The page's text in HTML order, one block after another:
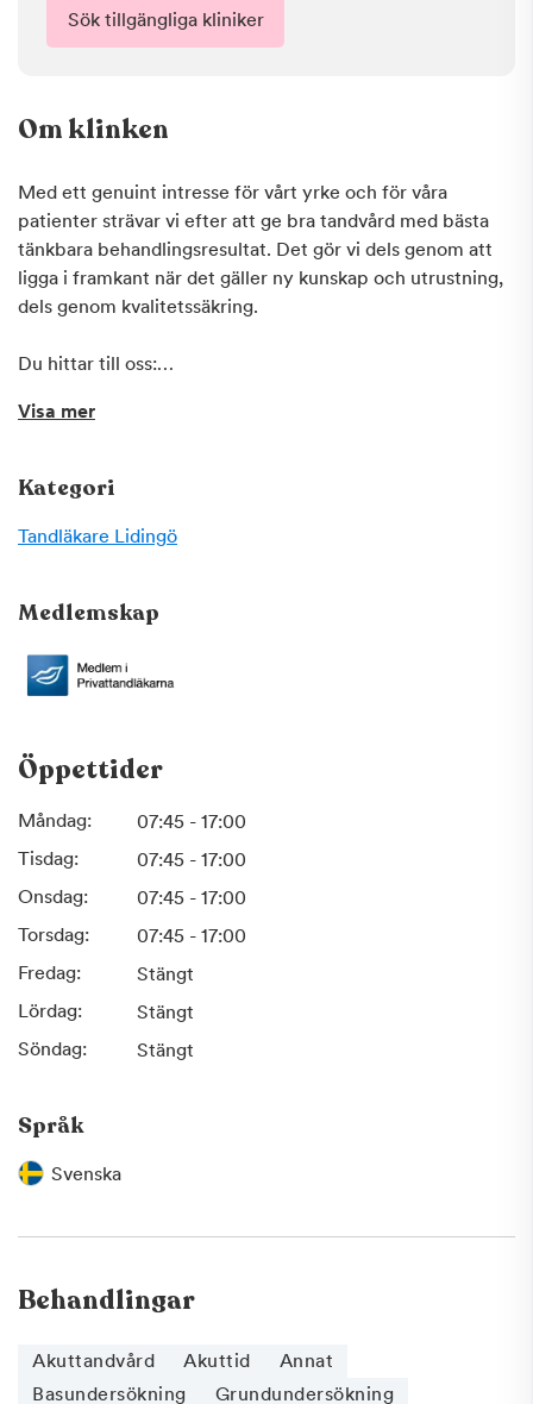
Sök tillgängliga kliniker
Om klinken
Med ett genuint intresse för vårt yrke och för våra
patienter strävar vi efter att ge bra tandvård med bästa
tänkbara behandlingsresultat. Det gör vi dels genom att
ligga i framkant när det gäller ny kunskap och utrustning,
dels genom kvalitetssäkring.
Du hittar till oss:
100 m promenad till Baggeby Torg. Buss 203 från Ropsten
Visa mer
Kategori
Tandläkare Lidingö
Medlemskap
Öppettider
Måndag:
07:45 - 17:00
Tisdag:
07:45 - 17:00
Onsdag:
07:45 - 17:00
Torsdag:
07:45 - 17:00
Fredag:
Stängt
Lördag:
Stängt
Söndag:
Stängt
Språk
Svenska
Behandlingar
Akuttandvård Akuttid
Annat
Basundersökning
Grundundersökning